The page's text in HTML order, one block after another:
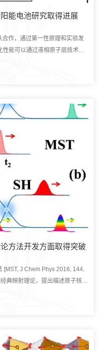
能电池研究取得进展
作，通过第一性原理和实验发
能可以通过液相原子层技术调
方法开发方面取得突破
[MST, J Chem Phys 2016, 144,
典映射理论，提出描述原子核-